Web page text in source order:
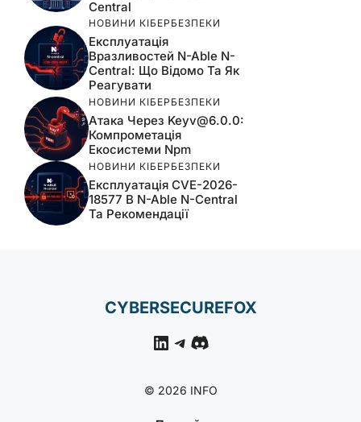
Central
НОВИНИ КІБЕРБЕЗПЕКИ
Експлуатація
Вразливостей N-Able N-
Central: Що Відомо Та Як
Реагувати
НОВИНИ КІБЕРБЕЗПЕКИ
Атака Через Keyv@6.0.0:
Компрометація
Екосистеми Npm
НОВИНИ КІБЕРБЕЗПЕКИ
Експлуатація CVE-2026-
18577 В N-Able N-Central
Та Рекомендації
CYBERSECUREFOX
LinkedIn
Telegram
Discord
© 2026 INFO